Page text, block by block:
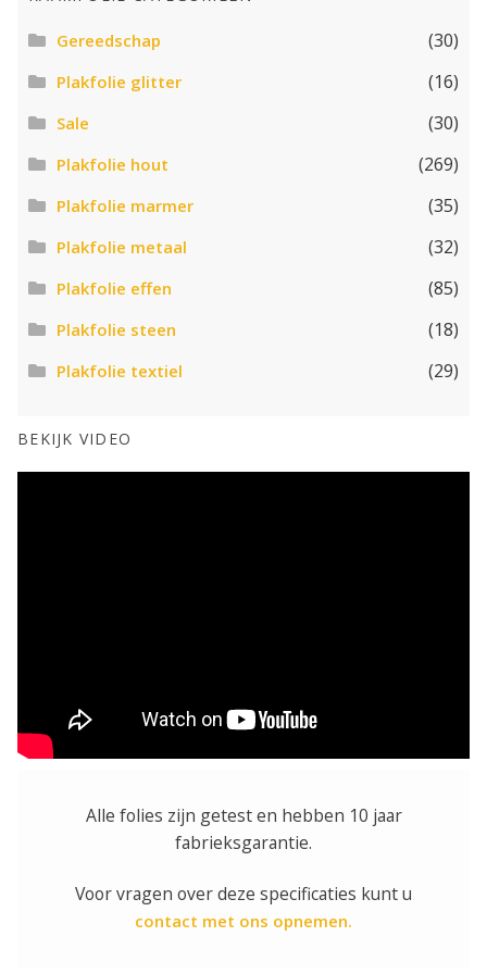
Gereedschap (30)
Plakfolie glitter (16)
Sale (30)
Plakfolie hout (269)
Plakfolie marmer (35)
Plakfolie metaal (32)
Plakfolie effen (85)
Plakfolie steen (18)
Plakfolie textiel (29)
BEKIJK VIDEO
Alle folies zijn getest en hebben 10 jaar
fabrieksgarantie.
Voor vragen over deze specificaties kunt u
contact met ons opnemen.